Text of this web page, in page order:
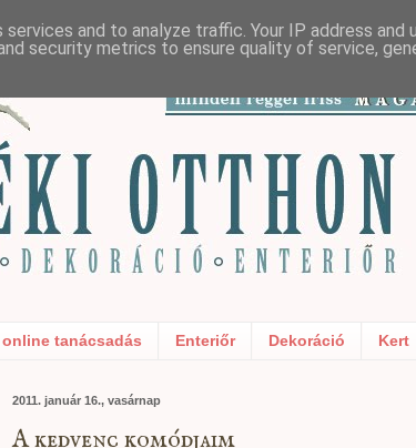
tanácsadás Enteriőr Dekoráció Kert
2011. január 16., vasárnap
A kedvenc komódjaim
and to analyze traffic. Your IP address and
security metrics to ensure quality of service,